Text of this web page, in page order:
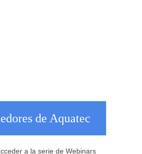
de Aquatec
a la serie de Webinars